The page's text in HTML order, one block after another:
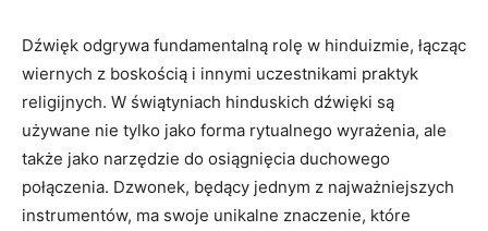
Dźwięk odgrywa fundamentalną rolę ‍w hinduizmie, łącząc
wiernych z boskością i innymi uczestnikami praktyk
religijnych. W świątyniach hinduskich dźwięki są
używane nie‌ tylko jako forma rytualnego wyrażenia, ale
także jako narzędzie do⁢ osiągnięcia duchowego
połączenia. Dzwonek, będący jednym z najważniejszych
instrumentów,⁤ ma swoje unikalne znaczenie, które